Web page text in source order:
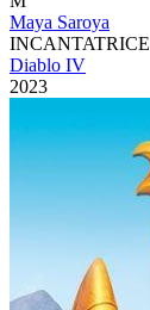
Maya Saroya
INCANTATRICE
Diablo IV
2023